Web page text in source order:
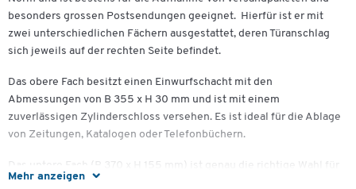
Mehr anzeigen
besonders grossen Postsendungen geeignet. Hierfür ist er mit
zwei unterschiedlichen Fächern ausgestattet, deren Türanschlag
sich jeweils auf der rechten Seite befindet.
Das obere Fach besitzt einen Einwurfschacht mit den
Abmessungen von B 355 x H 30 mm und ist mit einem
zuverlässigen Zylinderschloss versehen. Es ist ideal für die Ablage
von Zeitungen, Katalogen oder Telefonbüchern.
Das untere Fach (B 370 x H 155 mm) ist genau die richtige Wahl für
Pakete. Es besitzt keinen Einwurfschacht und ist nicht